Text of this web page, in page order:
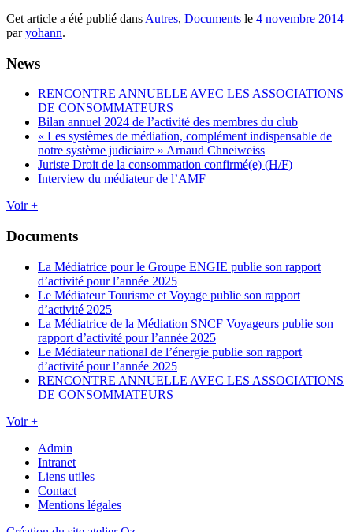
Cet article a été publié dans Autres, Documents le 4 novembre 2014
paryohann.
News
RENCONTRE ANNUELLE AVEC LES ASSOCIATIONS
DE CONSOMMATEURS
Bilan annuel 2024 de l’activité des membres du club
« Les systèmes de médiation, complément indispensable de
notre système judiciaire » Arnaud Chneiweiss
Juriste Droit de la consommation confirmé(e) (H/F)
Interview du médiateur de l’AMF
Voir +
Documents
La Médiatrice pour le Groupe ENGIE publie son rapport
d’activité pour l’année 2025
Le Médiateur Tourisme et Voyage publie son rapport
d’activité 2025
La Médiatrice de la Médiation SNCF Voyageurs publie son
rapport d’activité pour l’année 2025
Le Médiateur national de l’énergie publie son rapport
d’activité pour l’année 2025
RENCONTRE ANNUELLE AVEC LES ASSOCIATIONS
DE CONSOMMATEURS
Voir +
Admin
Intranet
Liens utiles
Contact
Mentions légales